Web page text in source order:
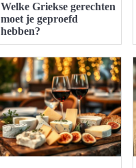
Welke Griekse gerechten
moet je geproefd
hebben?